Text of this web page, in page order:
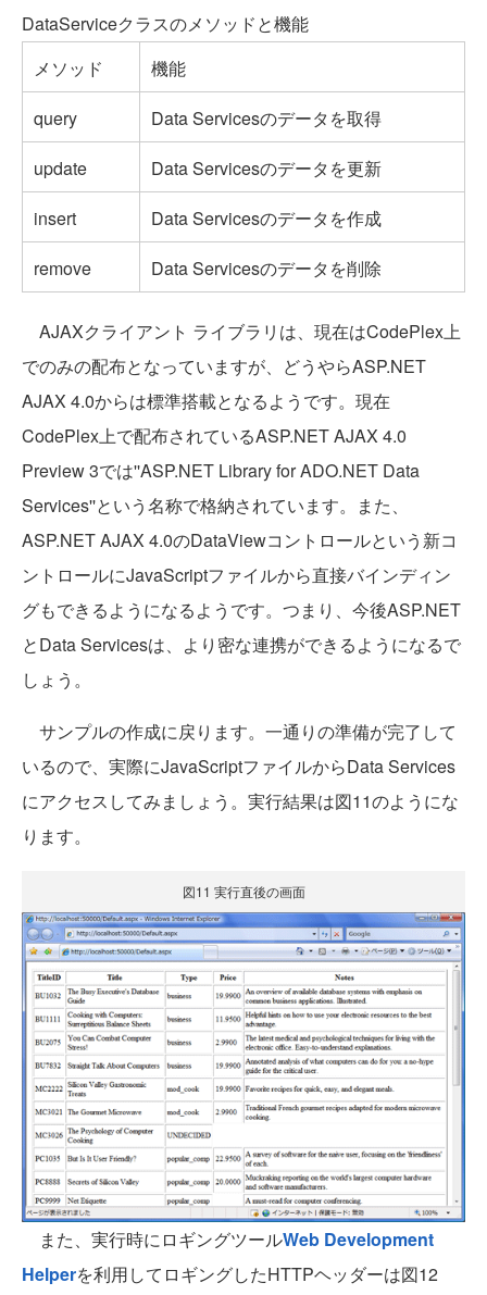
DataServiceクラスのメソッドと機能
メソッド
機能
query
Data Servicesのデータを取得
update
Data Servicesのデータを更新
insert
Data Servicesのデータを作成
remove
Data Servicesのデータを削除
AJAXクライアント ライブラリは、現在はCodePlex上
でのみの配布となっていますが、どうやらASP.NET
AJAX 4.0からは標準搭載となるようです。現在
CodePlex上で配布されているASP.NET AJAX 4.0
Preview 3では''ASP.NET Library for ADO.NET Data
Services''という名称で格納されています。また、
ASP.NET AJAX 4.0のDataViewコントロールという新コ
ントロールにJavaScriptファイルから直接バインディン
グもできるようになるようです。つまり、今後ASP.NET
とData Servicesは、より密な連携ができるようになるで
しょう。
サンプルの作成に戻ります。一通りの準備が完了して
いるので、実際にJavaScriptファイルからData Services
にアクセスしてみましょう。実行結果は図11のようにな
ります。
図11 実行直後の画面
また、実行時にロギングツールWeb Development
Helperを利用してロギングしたHTTPヘッダーは図12